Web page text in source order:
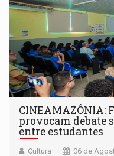
CINEAMAZÔNIA:
provocam debate
entre estudantes
Cultura 06 de